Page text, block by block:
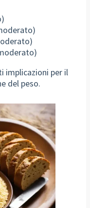
implicazioni per il
del peso.